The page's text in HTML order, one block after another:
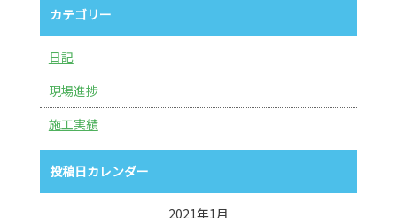
カテゴリー
日記
現場進捗
施工実績
投稿日カレンダー
2021年1月